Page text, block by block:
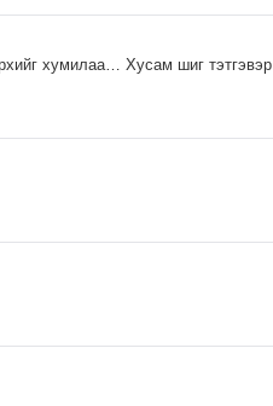
хумилаа… Хусам шиг тэтгэвэр